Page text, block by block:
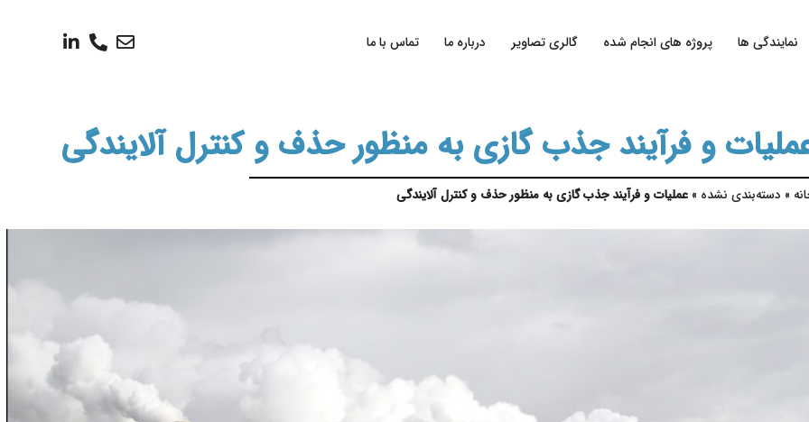
نمایندگی ها پروژه های انجام شده گالری تصاویر درباره ما تماس با ما
و فرآیند جذب گازی به منظور حذف و کنترل آلایندگی
» دسته‌بندی نشده » عملیات و فرآیند جذب گازی به منظور حذف و کنترل آلایندگی